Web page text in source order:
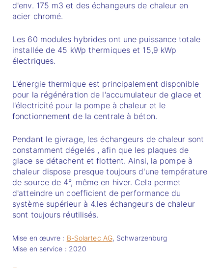
d'env. 175 m3 et des échangeurs de chaleur en
acier chromé.
Les 60 modules hybrides ont une puissance totale
installée de 45 kWp thermiques et 15,9 kWp
électriques.
L'énergie thermique est principalement disponible
pour la régénération de l'accumulateur de glace et
l'électricité pour la pompe à chaleur et le
fonctionnement de la centrale à béton.
Pendant le givrage, les échangeurs de chaleur sont
constamment dégelés , afin que les plaques de
glace se détachent et flottent. Ainsi, la pompe à
chaleur dispose presque toujours d'une température
de source de 4°, même en hiver. Cela permet
d'atteindre un coefficient de performance du
système supérieur à 4.les échangeurs de chaleur
sont toujours réutilisés.
Mise en œuvre : B-Solartec AG, Schwarzenburg
Mise en service : 2020